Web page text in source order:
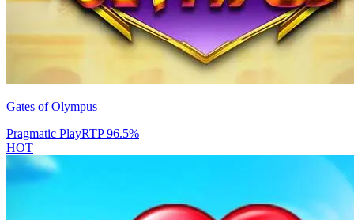
Gates of Olympus
Pragmatic PlayRTP96.5%
HOT